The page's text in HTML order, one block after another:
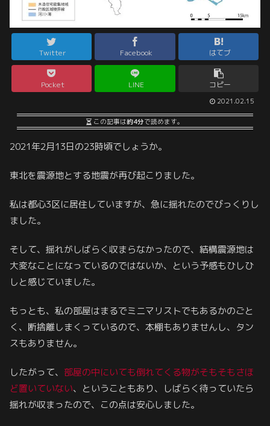
Twitter Facebook はてブ
Pocket LINE コピー
2021.02.15
この記事は約4分で読めます。
2021年2月13日の23時頃でしょうか。
東北を震源地とする地震が再び起こりました。
私は都心3区に居住していますが、急に揺れたのでびっくりし
ました。
そして、揺れがしばらく収まらなかったので、結構震源地は
大変なことになっているのではないか、という予感もひしひ
しと感じていました。
もっとも、私の部屋はまるでミニマリストでもあるかのごと
く、断捨離しまくっているので、本棚もありませんし、タン
スもありません。
したがって、 部屋の中にいても倒れてくる物がそもそもさほ
ど置いていない、ということもあり、しばらく待っていたら
揺れが収まったので、この点は安心しました。